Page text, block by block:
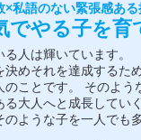
×私語のない緊張感あ
でやる子を育
人は輝いています。
めそれを達成するた
のことです。 そのよう
大人へと成長してい
のような子を一人でも